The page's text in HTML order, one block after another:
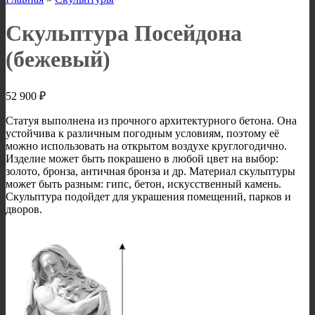
Скульптура Посейдона
(бежевый)
52 900 ₽
Статуя выполнена из прочного архитектурного бетона. Она
устойчива к различным погодным условиям, поэтому её
можно использовать на открытом воздухе круглогодично.
Изделие может быть покрашено в любой цвет на выбор:
золото, бронза, античная бронза и др. Материал скульптуры
может быть разным: гипс, бетон, искусственный камень.
Скульптура подойдет для украшения помещений, парков и
дворов.